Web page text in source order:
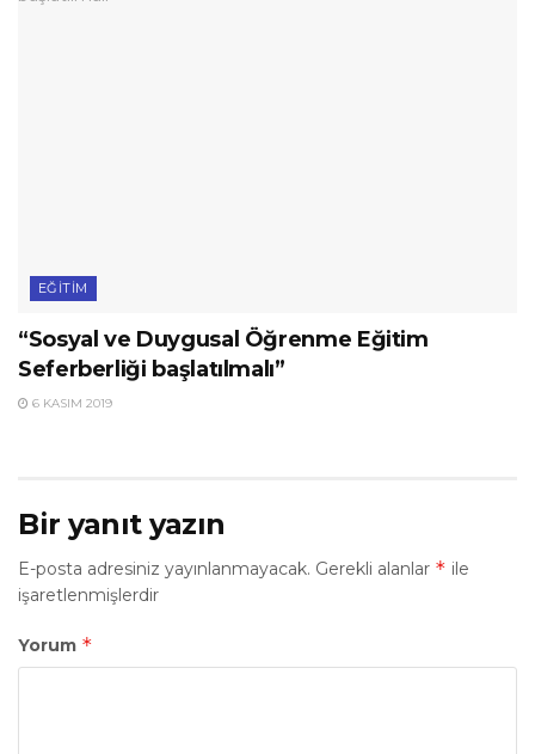
EĞITIM
“Sosyal ve Duygusal Öğrenme Eğitim
Seferberliği başlatılmalı”
6 KASIM 2019
Bir yanıt yazın
E-posta adresiniz yayınlanmayacak. Gerekli alanlar * ile
işaretlenmişlerdir
Yorum *